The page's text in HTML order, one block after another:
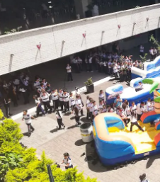
Desde: $ 1.251.000
¡Cotiza ahora!
WhatsApp